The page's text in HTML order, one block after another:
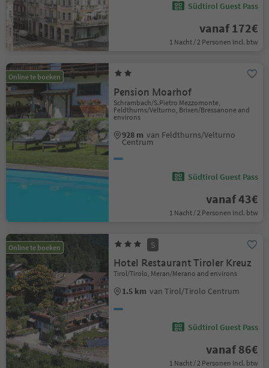
Südtirol Guest Pass
vanaf 172€
1 Nacht / 2 Personen Incl. btw
Online te boeken
Pension Moarhof
Schrambach/S.Pietro Mezzomonte,
Feldthurns/Velturno, Brixen/Bressanone and
environs
928 m van Feldthurns/Velturno
Centrum
Südtirol Guest Pass
vanaf 43€
1 Nacht / 2 Personen Incl. btw
Online te boeken S
Hotel Restaurant Tiroler Kreuz
Tirol/Tirolo, Meran/Merano and environs
1.5 km van Tirol/Tirolo Centrum
Südtirol Guest Pass
vanaf 86€
1 Nacht / 2 Personen Incl. btw